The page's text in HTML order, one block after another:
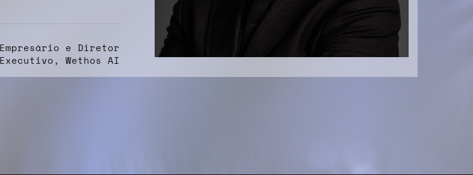
Empresário e Diretor
Executivo, Wethos AI